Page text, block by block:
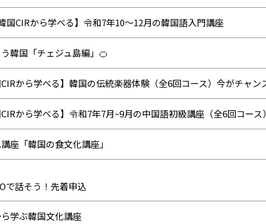
韓国CIRから学べる】令和7年10～12月の韓国語入門講座
韓国「チェジュ島編」🍊
CIRから学べる】韓国の伝統楽器体験（全6回コース）今がチャン
CIRから学べる】令和7年7月~9月の中国語初級講座（全6回コース
座「韓国の食文化講座」
で話そう！先着申込
学ぶ韓国文化講座